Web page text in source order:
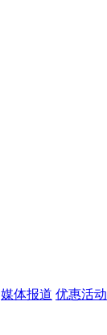
媒体报道 优惠活动